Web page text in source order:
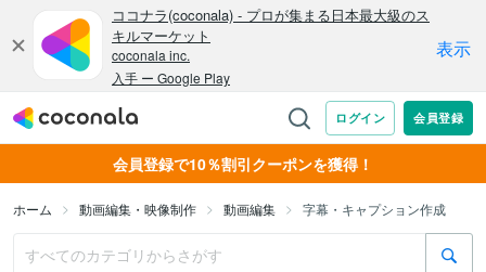
会員登録で10％割引クーポンを獲得！
ホーム 動画編集・映像制作 動画編集 字幕・キャプション作成